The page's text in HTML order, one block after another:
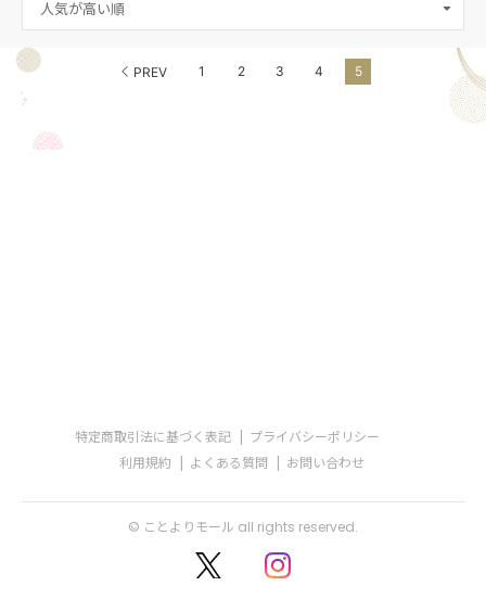
PREV 1 2 3 4 5
特定商取引法に基づく表記
プライバシーポリシー
利用規約
よくある質問 お問い合わせ
© ことよりモール all rights reserved.